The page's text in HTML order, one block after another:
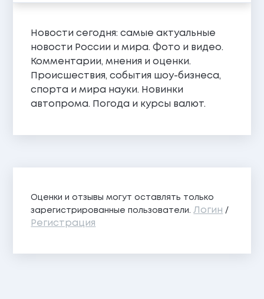
Новости сегодня: самые актуальные
новости России и мира. Фото и видео.
Комментарии, мнения и оценки.
Происшествия, события шоу-бизнеса,
спорта и мира науки. Новинки
автопрома. Погода и курсы валют.
Оценки и отзывы могут оставлять только
зарегистрированные пользователи.Логин /
Регистрация